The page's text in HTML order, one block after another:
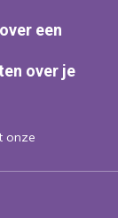
een
over je
onze